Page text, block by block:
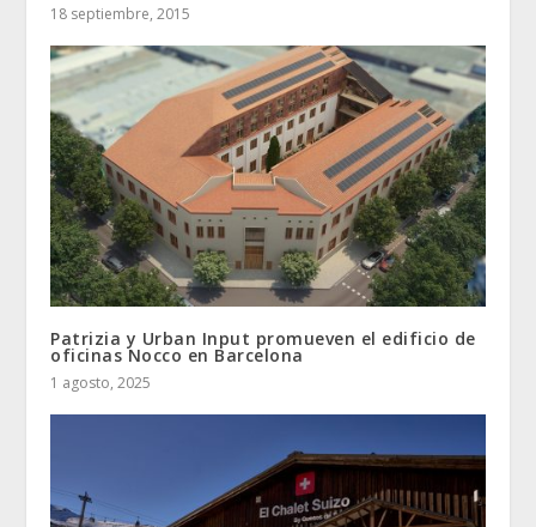
18 septiembre, 2015
Patrizia y Urban Input promueven el edificio de
oficinas Nocco en Barcelona
1 agosto, 2025